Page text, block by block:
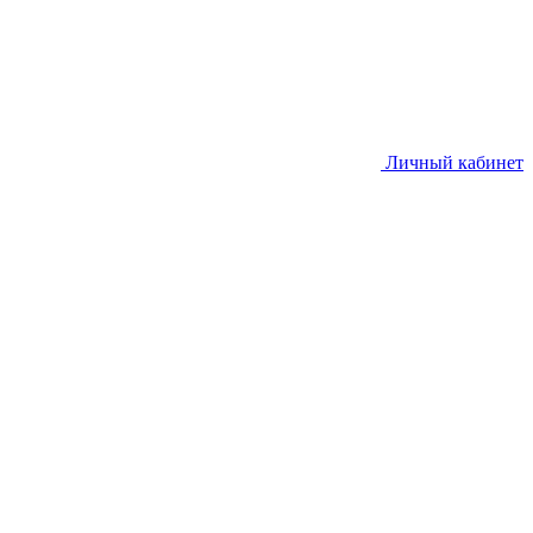
Личный кабинет